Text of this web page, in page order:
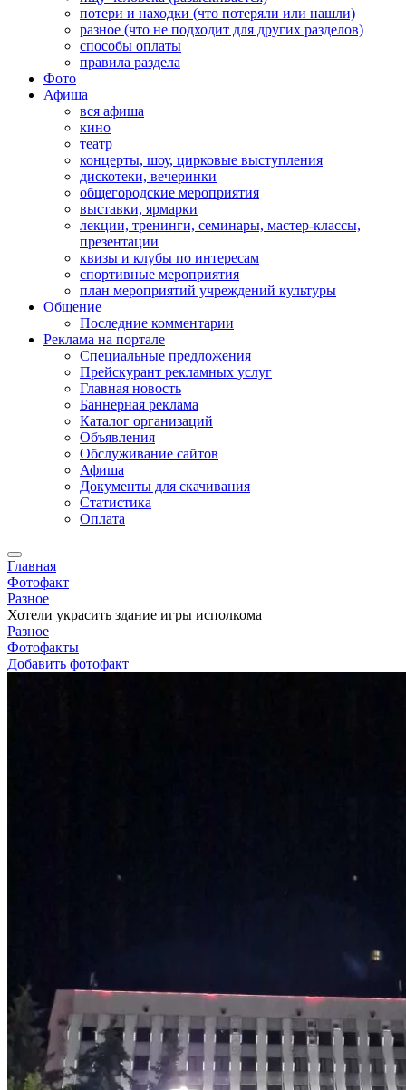
потери и находки (что потеряли или нашли)
разное (что не подходит для других разделов)
способы оплаты
правила раздела
Фото
Афиша
вся афиша
кино
театр
концерты, шоу, цирковые выступления
дискотеки, вечеринки
общегородские мероприятия
выставки, ярмарки
лекции, тренинги, семинары, мастер-классы,
презентации
квизы и клубы по интересам
спортивные мероприятия
план мероприятий учреждений культуры
Общение
Последние комментарии
Реклама на портале
Специальные предложения
Прейскурант рекламных услуг
Главная новость
Баннерная реклама
Каталог организаций
Объявления
Обслуживание сайтов
Афиша
Документы для скачивания
Статистика
Оплата
Главная
Фотофакт
Разное
Хотели украсить здание игры исполкома
Разное
Фотофакты
Добавить фотофакт